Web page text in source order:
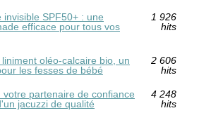
invisible SPF50+ : une
efficace pour tous vos
1 926
hits
oléo-calcaire bio, un
les fesses de bébé
2 606
hits
votre partenaire de confiance
jacuzzi de qualité
4 248
hits